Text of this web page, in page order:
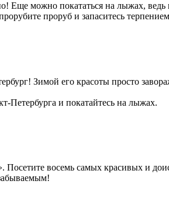
Еще можно покататься на лыжах, ведь
проруб и запаситесь
Зимой его красоты просто
Петербурга и покатайтесь на лыжах.
восемь самых красивых и